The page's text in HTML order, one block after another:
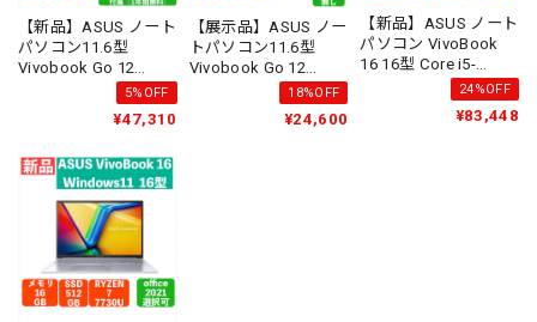
【新品】ASUS ノート
パソコン11.6型
Vivobook Go 12
E210KA Microsoft
365 Basic付属
5%OFF
¥47,310
【展示品】ASUS ノー
トパソコン11.6型
Vivobook Go 12
18%OFF
¥24,600
【新品】ASUS ノート
パソコン VivoBook
16 16型 Core i5-
16GB SSD512GB
24%OFF
¥83,448